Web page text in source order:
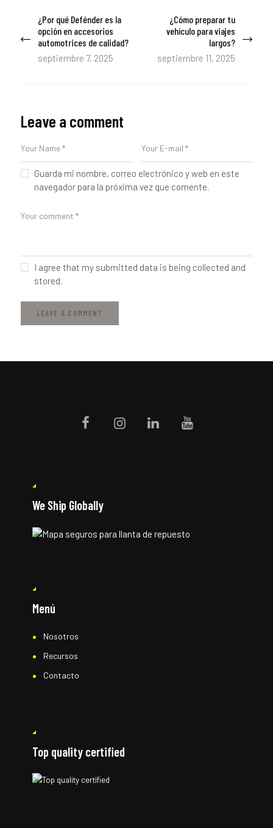
Navegación
de
entradas
Previous
post:
¿Por qué Defénder es la
opción en accesorios
automotrices de calidad?
septiembre 7, 2025
¿Cómo preparar tu
vehículo para viajes
largos?
septiembre 11, 2025
Leave a comment
Guarda mi nombre, correo electrónico y web en este
navegador para la próxima vez que comente.
I agree that my submitted data is being collected and
stored.
We Ship Globally
Menú
Nosotros
Recursos
Contacto
Top quality certified